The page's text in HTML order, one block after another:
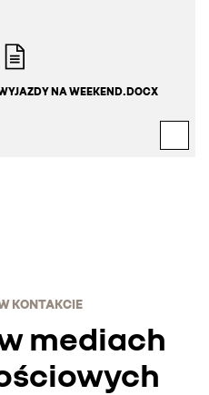
NA WEEKEND.DOCX
KONTAKCIE
mediach